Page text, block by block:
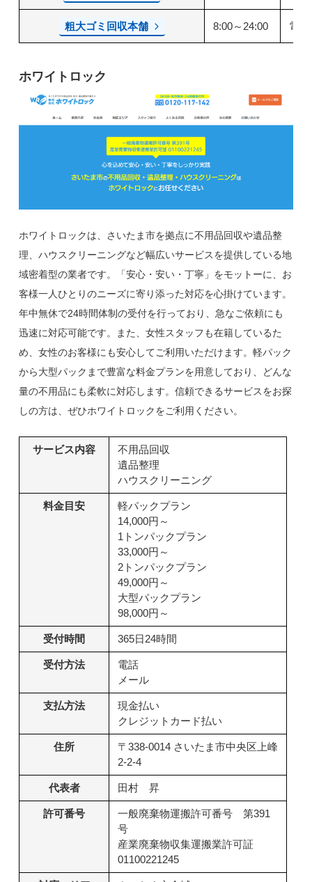
粗大ゴミ回収本舗 8:00～24:00 電
ホワイトロック
ホワイトロックは、さいたま市を拠点に不用品回収や遺品整
理、ハウスクリーニングなど幅広いサービスを提供している地
域密着型の業者です。「安心・安い・丁寧」をモットーに、お
客様一人ひとりのニーズに寄り添った対応を心掛けています。
年中無休で24時間体制の受付を行っており、急なご依頼にも
迅速に対応可能です。また、女性スタッフも在籍しているた
め、女性のお客様にも安心してご利用いただけます。軽パック
から大型パックまで豊富な料金プランを用意しており、どんな
量の不用品にも柔軟に対応します。信頼できるサービスをお探
しの方は、ぜひホワイトロックをご利用ください。
サービス内容
不用品回収
遺品整理
ハウスクリーニング
料金目安
軽パックプラン
14,000円～
1トンパックプラン
33,000円～
2トンパックプラン
49,000円～
大型パックプラン
98,000円～
受付時間 365日24時間
受付方法
電話
メール
支払方法
現金払い
クレジットカード払い
住所
〒338-0014 さいたま市中央区上峰
2-2-4
代表者 田村 昇
許可番号
一般廃棄物運搬許可番号 第391
号
産業廃棄物収集運搬業許可証
01100221245